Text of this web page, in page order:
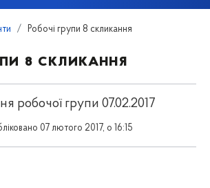
Робочі групи 8 скликання
8 скликання
робочої групи 07.02.2017
07 лютого 2017, о 16:15